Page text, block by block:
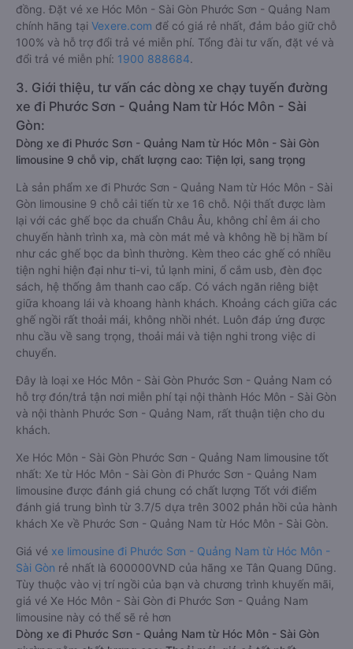
đồng. Đặt vé xe Hóc Môn - Sài Gòn Phước Sơn - Quảng Nam
chính hãng tại Vexere.com để có giá rẻ nhất, đảm bảo giữ chỗ
100% và hỗ trợ đổi trả vé miễn phí. Tổng đài tư vấn, đặt vé và
đổi trả vé miễn phí: 1900 888684.
3. Giới thiệu, tư vấn các dòng xe chạy tuyến đường
xe đi Phước Sơn - Quảng Nam từ Hóc Môn - Sài
Gòn:
Dòng xe đi Phước Sơn - Quảng Nam từ Hóc Môn - Sài Gòn
limousine 9 chỗ vip, chất lượng cao: Tiện lợi, sang trọng
Là sản phẩm xe đi Phước Sơn - Quảng Nam từ Hóc Môn - Sài
Gòn limousine 9 chỗ cải tiến từ xe 16 chỗ. Nội thất được làm
lại với các ghế bọc da chuẩn Châu Âu, không chỉ êm ái cho
chuyến hành trình xa, mà còn mát mẻ và không hề bị hầm bí
như các ghế bọc da bình thường. Kèm theo các ghế có nhiều
tiện nghi hiện đại như ti-vi, tủ lạnh mini, ổ cắm usb, đèn đọc
sách, hệ thống âm thanh cao cấp. Có vách ngăn riêng biệt
giữa khoang lái và khoang hành khách. Khoảng cách giữa các
ghế ngồi rất thoải mái, không nhồi nhét. Luôn đáp ứng được
nhu cầu về sang trọng, thoải mái và tiện nghi trong việc di
chuyển.
Đây là loại xe Hóc Môn - Sài Gòn Phước Sơn - Quảng Nam có
hỗ trợ đón/trả tận nơi miễn phí tại nội thành Hóc Môn - Sài Gòn
và nội thành Phước Sơn - Quảng Nam, rất thuận tiện cho du
khách.
Xe Hóc Môn - Sài Gòn Phước Sơn - Quảng Nam limousine tốt
nhất: Xe từ Hóc Môn - Sài Gòn đi Phước Sơn - Quảng Nam
limousine được đánh giá chung có chất lượng Tốt với điểm
đánh giá trung bình từ 3.7/5 dựa trên 3002 phản hồi của hành
khách Xe về Phước Sơn - Quảng Nam từ Hóc Môn - Sài Gòn.
Giá vé xe limousine đi Phước Sơn - Quảng Nam từ Hóc Môn -
Sài Gòn rẻ nhất là 600000VND của hãng xe Tân Quang Dũng.
Tùy thuộc vào vị trí ngồi của bạn và chương trình khuyến mãi,
giá vé Xe Hóc Môn - Sài Gòn đi Phước Sơn - Quảng Nam
limousine này có thể sẽ rẻ hơn
Dòng xe đi Phước Sơn - Quảng Nam từ Hóc Môn - Sài Gòn